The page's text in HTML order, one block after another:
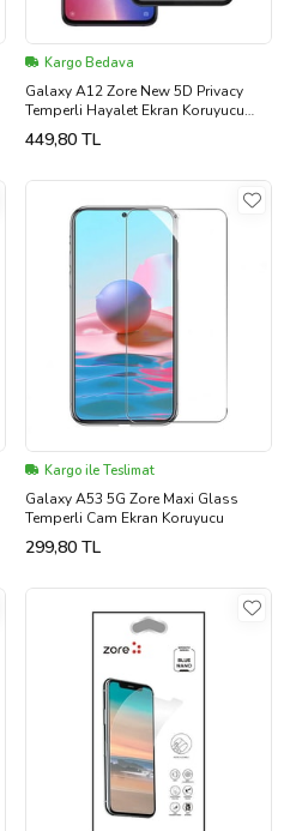
Kargo Bedava
Galaxy A12 Zore New 5D Privacy
Temperli Hayalet Ekran Koruyucu
(Siyah)
449,80 TL
Kargo ile Teslimat
Galaxy A53 5G Zore Maxi Glass
Temperli Cam Ekran Koruyucu
299,80 TL